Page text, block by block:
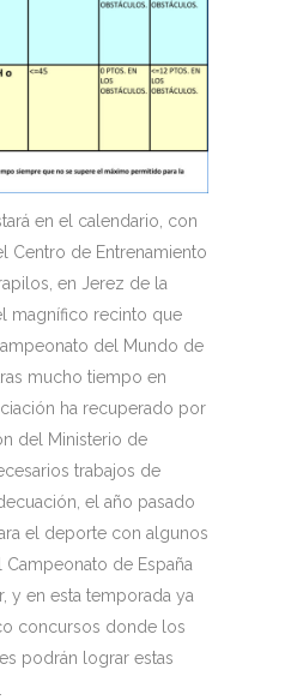
en el calendario, con
Centro de Entrenamiento
en Jerez de la
magnífico recinto que
del Mundo de
mucho tiempo en
ha recuperado por
del Ministerio de
trabajos de
el año pasado
el deporte con algunos
de España
y en esta temporada ya
concursos donde los
podrán lograr estas